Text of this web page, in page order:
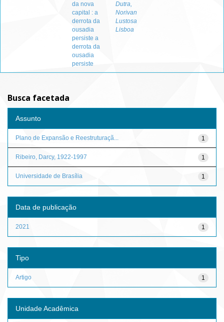
da nova
capital : a
derrota da
ousadia
persiste a
derrota da
ousadia
persiste
Dutra,
Norivan
Lustosa
Lisboa
Busca facetada
Assunto
1
Plano de Expansão e Reestruturaçã...
1
Ribeiro, Darcy, 1922-1997
1
Universidade de Brasília
Data de publicação
1
2021
Tipo
1
Artigo
Unidade Acadêmica